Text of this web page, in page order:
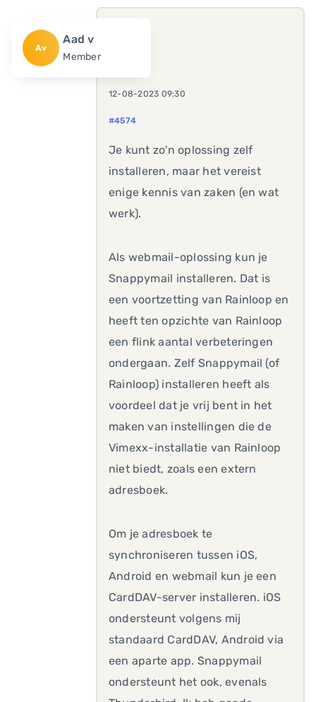
Av
Aad v
Member
12-08-2023 09:30
#4574
Je kunt zo'n oplossing zelf
installeren, maar het vereist
enige kennis van zaken (en wat
werk).
Als webmail-oplossing kun je
Snappymail installeren. Dat is
een voortzetting van Rainloop en
heeft ten opzichte van Rainloop
een flink aantal verbeteringen
ondergaan. Zelf Snappymail (of
Rainloop) installeren heeft als
voordeel dat je vrij bent in het
maken van instellingen die de
Vimexx-installatie van Rainloop
niet biedt, zoals een extern
adresboek.
Om je adresboek te
synchroniseren tussen iOS,
Android en webmail kun je een
CardDAV-server installeren. iOS
ondersteunt volgens mij
standaard CardDAV, Android via
een aparte app. Snappymail
ondersteunt het ook, evenals